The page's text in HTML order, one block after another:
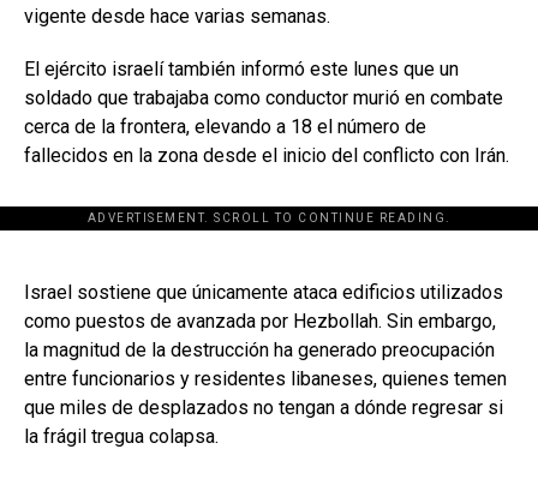
vigente desde hace varias semanas.
El ejército israelí también informó este lunes que un
soldado que trabajaba como conductor murió en combate
cerca de la frontera, elevando a 18 el número de
fallecidos en la zona desde el inicio del conflicto con Irán.
ADVERTISEMENT. SCROLL TO CONTINUE READING.
[adsforwp id="243463"]
Israel sostiene que únicamente ataca edificios utilizados
como puestos de avanzada por Hezbollah. Sin embargo,
la magnitud de la destrucción ha generado preocupación
entre funcionarios y residentes libaneses, quienes temen
que miles de desplazados no tengan a dónde regresar si
la frágil tregua colapsa.